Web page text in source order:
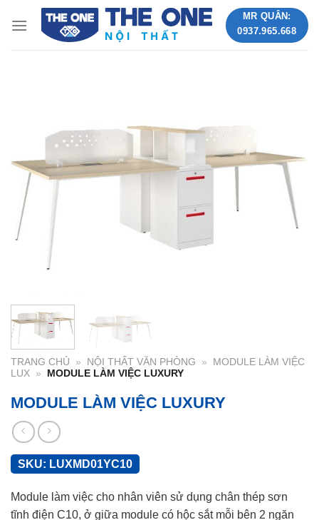
MR QUÂN:
0937.965.668
TRANG CHỦ » NỘI THẤT VĂN PHÒNG »
MODULE LÀM VIỆC
LUX » MODULE LÀM VIỆC LUXURY
MODULE LÀM VIỆC LUXURY
SKU: LUXMD01YC10
Module làm việc cho nhân viên sử dụng chân thép sơn
tĩnh điện C10, ở giữa module có hộc sắt mỗi bên 2 ngăn